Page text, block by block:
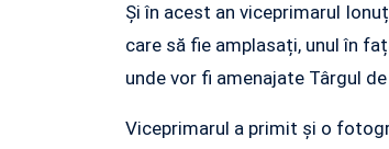
Și în acest an viceprimarul
care să fie amplasați, unul în
unde vor fi amenajate Târgul
Viceprimarul a primit și o